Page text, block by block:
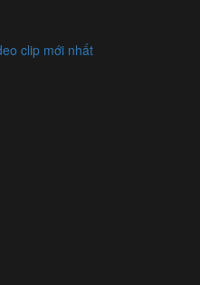
clip mới nhất